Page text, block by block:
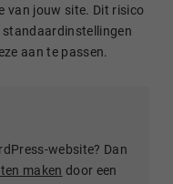
van jouw site. Dit risico
standaardinstellingen
aan te passen.
website? Dan
maken door een